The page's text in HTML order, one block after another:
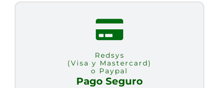
Redsys
(Visa y Mastercard)
o Paypal
Pago Seguro